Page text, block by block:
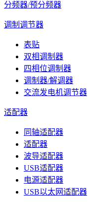
分频器/预分频器
调制调节器
表贴
双相调制器
四相位调制器
调制器/解调器
交流发电机调节器
适配器
同轴适配器
适配器
波导适配器
USB适配器
电源适配器
USB以太网适配器